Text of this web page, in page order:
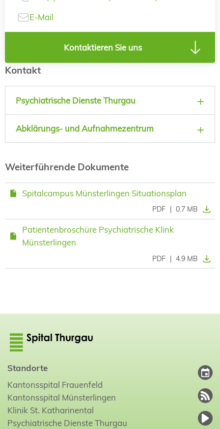
E-Mail
Kontaktieren Sie uns
Kontakt
Psychiatrische Dienste Thurgau
Abklärungs- und Aufnahmezentrum
Weiterführende Dokumente
Spitalcampus Münsterlingen Situationsplan
PDF | 0.7 MB
Patientenbroschüre Psychiatrische Klink
Münsterlingen
PDF | 4.9 MB
Standorte
Kantonsspital Frauenfeld
Kantonsspital Münsterlingen
Klinik St. Katharinental
Psychiatrische Dienste Thurgau